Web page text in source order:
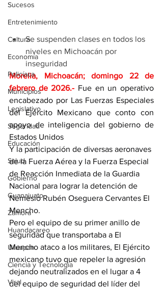
Sucesos
Entretenimiento
Cultura
Economía
Policíaca
Municipios
Legislativo
Seguridad
Educación
Salud
Gobierno
Guanajuato
Zamora
Huandacareo
Uruapan
Ciencia y Tecnología
Viral
Se suspenden clases en todos los
niveles en Michoacán por
inseguridad
Morelia, Michoacán; domingo 22 de
febrero de 2026.- Fue en un operativo
encabezado por Las Fuerzas Especiales
del Ejército Mexicano que conto con
apoyo de inteligencia del gobierno de
Estados Unidos
Y la participación de diversas aeronaves
de la Fuerza Aérea y la Fuerza Especial
de Reacción Inmediata de la Guardia
Nacional para lograr la detención de
Nemesio Rubén Oseguera Cervantes El
Mencho.
Pero el equipo de su primer anillo de
seguridad que transportaba a El
Mencho ataco a los militares, El Ejército
mexicano tuvo que repeler la agresión
dejando neutralizados en el lugar a 4
del equipo de seguridad del líder del